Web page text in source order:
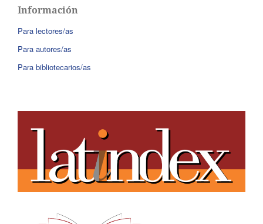
Información
Para lectores/as
Para autores/as
Para bibliotecarios/as